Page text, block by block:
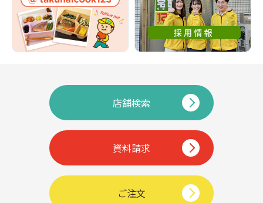
店舗検索
資料請求
ご注文